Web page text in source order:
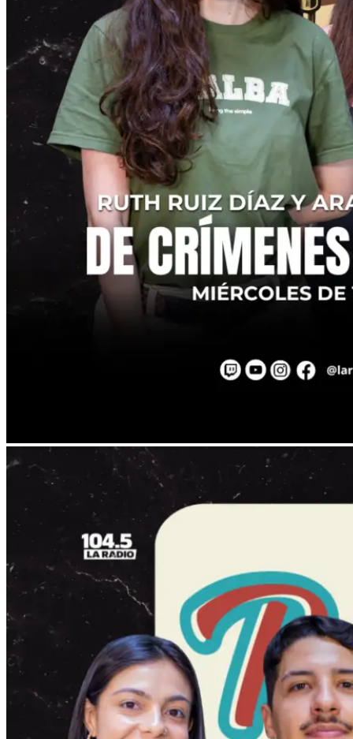
Seguir en Instagram
Seguir en Instagram